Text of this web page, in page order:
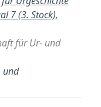
7 (3. Stock),
für Ur- und
und